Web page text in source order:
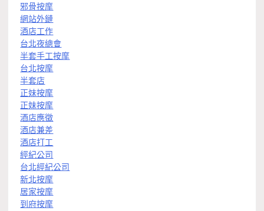
邪骨按摩
網站外鏈
酒店工作
台北夜總會
半套手工按摩
台北按摩
半套店
正妹按摩
正妹按摩
酒店應徵
酒店兼差
酒店打工
經紀公司
台北經紀公司
新北按摩
居家按摩
到府按摩